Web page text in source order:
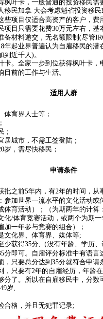
枫叶卡，一般普通的投资移民需
移民加拿 大会考虑魁省投资移
些项目仅适合高资产的客户，费
项目只需要花费30万元左右，基
备材料递交，无名额限制(尽管
年起业界普遍认为自雇移民的潜
到近千人)。
卡。全家一步到位获得枫叶卡，
目前的工作与生活。
适用人群
体育界人士等；
；
居城市，不需工签登陆；
岁，需尽快移民；
申请条件
批之前5年内，有2年的时间，从
参加世界一流水平的文化活动或
体育活动）；（为期两年的计算
化/体育竞赛活动，或两个为期
加一年参与竞赛的组合）；
文化界、体育界、媒体等;
少获得35分;（没有年龄、学历
分即可。自雇评分标准中有语言
，只要总分达到35分就符合申请
，只要有2年的自雇经历，年龄
分了。所以在自雇移民中，分数
岁;
合格，并且无犯罪记录;